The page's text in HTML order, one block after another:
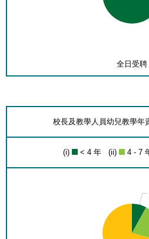
全日受聘
校長及教學人員幼兒教學年
(i) < 4 年 (ii) 4 - 7